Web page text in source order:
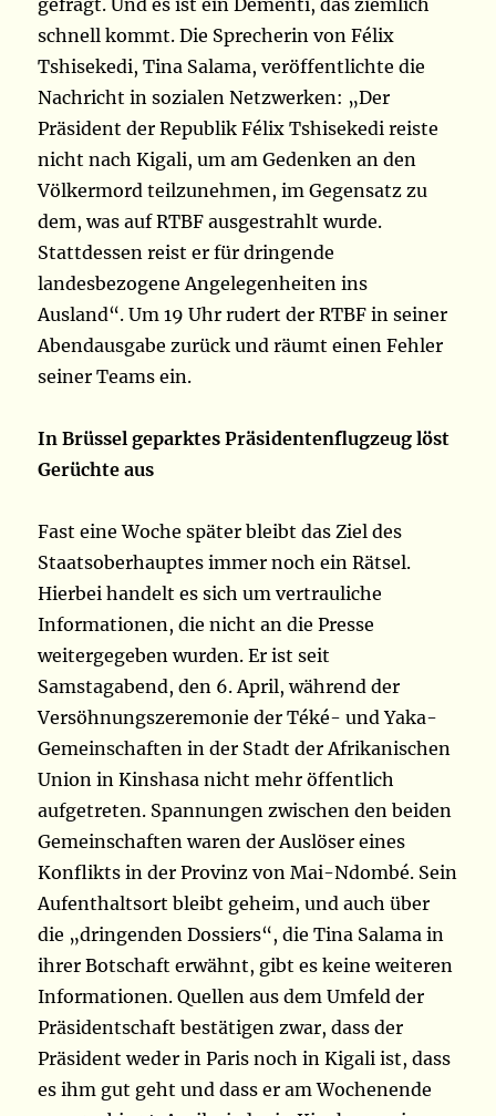
gefragt. Und es ist ein Dementi, das ziemlich
schnell kommt. Die Sprecherin von Félix
Tshisekedi, Tina Salama, veröffentlichte die
Nachricht in sozialen Netzwerken: „Der
Präsident der Republik Félix Tshisekedi reiste
nicht nach Kigali, um am Gedenken an den
Völkermord teilzunehmen, im Gegensatz zu
dem, was auf RTBF ausgestrahlt wurde.
Stattdessen reist er für dringende
landesbezogene Angelegenheiten ins
Ausland“. Um 19 Uhr rudert der RTBF in seiner
Abendausgabe zurück und räumt einen Fehler
seiner Teams ein.
In Brüssel geparktes Präsidentenflugzeug löst
Gerüchte aus
Fast eine Woche später bleibt das Ziel des
Staatsoberhauptes immer noch ein Rätsel.
Hierbei handelt es sich um vertrauliche
Informationen, die nicht an die Presse
weitergegeben wurden. Er ist seit
Samstagabend, den 6. April, während der
Versöhnungszeremonie der Téké- und Yaka-
Gemeinschaften in der Stadt der Afrikanischen
Union in Kinshasa nicht mehr öffentlich
aufgetreten. Spannungen zwischen den beiden
Gemeinschaften waren der Auslöser eines
Konflikts in der Provinz von Mai-Ndombé. Sein
Aufenthaltsort bleibt geheim, und auch über
die „dringenden Dossiers“, die Tina Salama in
ihrer Botschaft erwähnt, gibt es keine weiteren
Informationen. Quellen aus dem Umfeld der
Präsidentschaft bestätigen zwar, dass der
Präsident weder in Paris noch in Kigali ist, dass
es ihm gut geht und dass er am Wochenende